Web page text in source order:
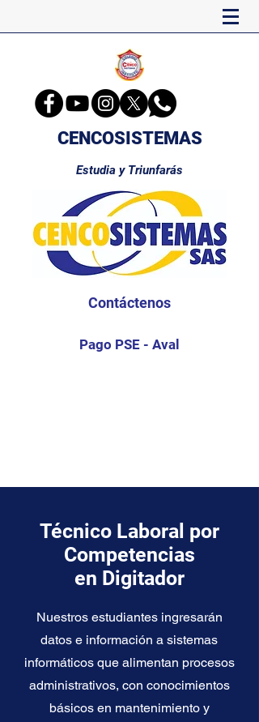
CENCOSISTEMAS
Estudia y Triunfarás
Contáctenos
Pago PSE - Aval
Técnico Laboral por
Competencias
en Digitador
Nuestros estudiantes ingresarán
datos e información a sistemas
informáticos que alimentan procesos
administrativos, con conocimientos
básicos en mantenimiento y